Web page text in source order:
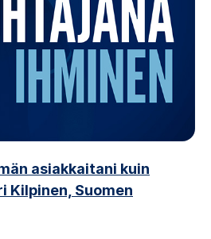
asiakkaitani kuin
Kilpinen, Suomen